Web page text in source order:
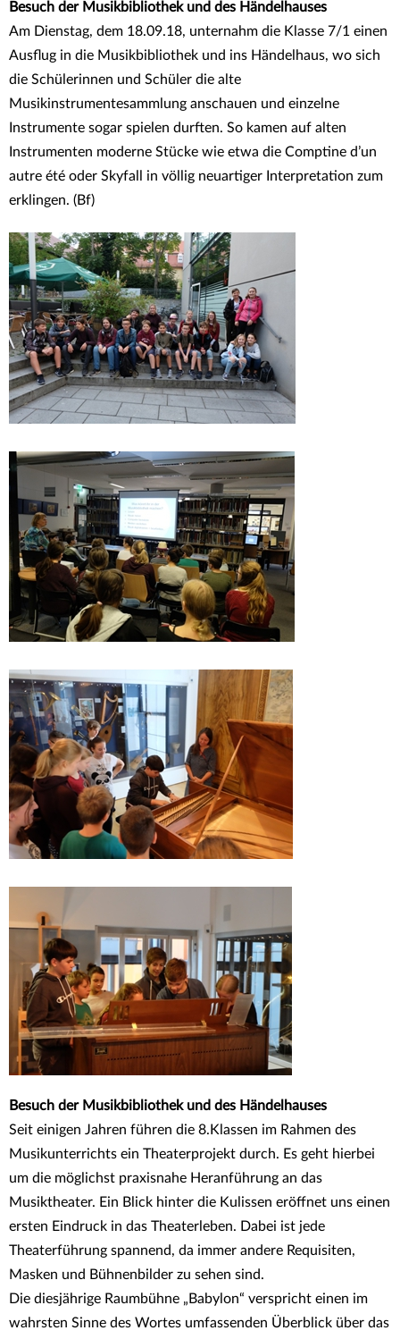
Besuch der Musikbibliothek und des Händelhauses
Am Dienstag, dem 18.09.18, unternahm die Klasse 7/1 einen
Ausflug in die Musikbibliothek und ins Händelhaus, wo sich
die Schülerinnen und Schüler die alte
Musikinstrumentesammlung anschauen und einzelne
Instrumente sogar spielen durften. So kamen auf alten
Instrumenten moderne Stücke wie etwa die Comptine d’un
autre été oder Skyfall in völlig neuartiger Interpretation zum
erklingen. (Bf)
nach oben
Theaterprojekt
Jahrgang 8
Besuch der Musikbibliothek und des Händelhauses
Seit einigen Jahren führen die 8.Klassen im Rahmen des
Musikunterrichts ein Theaterprojekt durch. Es geht hierbei
um die möglichst praxisnahe Heranführung an das
Musiktheater. Ein Blick hinter die Kulissen eröffnet uns einen
ersten Eindruck in das Theaterleben. Dabei ist jede
Theaterführung spannend, da immer andere Requisiten,
Masken und Bühnenbilder zu sehen sind.
Die diesjährige Raumbühne „Babylon“ verspricht einen im
wahrsten Sinne des Wortes umfassenden Überblick über das